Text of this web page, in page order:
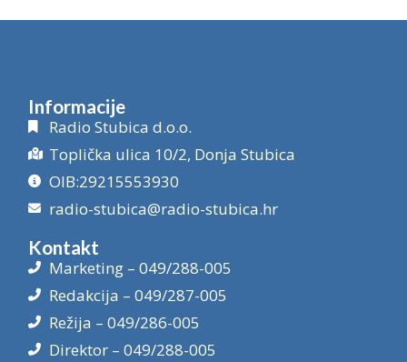
Informacije
Radio Stubica d.o.o.
Toplička ulica 10/2, Donja Stubica
OIB:29215553930
radio-stubica@radio-stubica.hr
Kontakt
Marketing – 049/288-005
Redakcija – 049/287-005
Režija – 049/286-005
Direktor – 049/288-005